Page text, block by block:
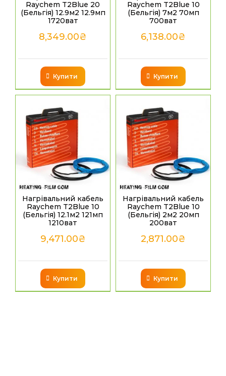
Raychem T2Blue 20
(Бельгія) 12.9м2 12.9мп
1720ват
8,349.00₴
Купити
Raychem T2Blue 10
(Бельгія) 7м2 70мп
700ват
6,138.00₴
Купити
Нагрівальний кабель
Raychem T2Blue 10
(Бельгія) 12.1м2 121мп
1210ват
9,471.00₴
Купити
Нагрівальний кабель
Raychem T2Blue 10
(Бельгія) 2м2 20мп
200ват
2,871.00₴
Купити